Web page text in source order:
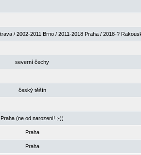
/ 2002-2011 Brno / 2011-2018 Praha / 2018-?
severní čechy
český těšín
Praha (ne od narození! ;-))
Praha
Praha